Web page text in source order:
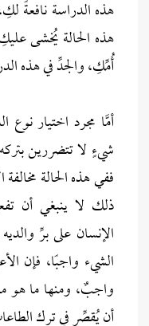
هذه الدراسة نافعةً
هذه الحالة يُخشى
أُمِّكِ، والجدِّ في هذه
أمَّا مجرد اختيار نوع
شيءٍ لا تتضررين
ففي هذه الحالة
ذلك لا ينبغي أن
الإنسان على برِّ
الشيء واجبًا، فإن
واجبٌ، ومنها ما هو
أن يُقصِّر في ترك